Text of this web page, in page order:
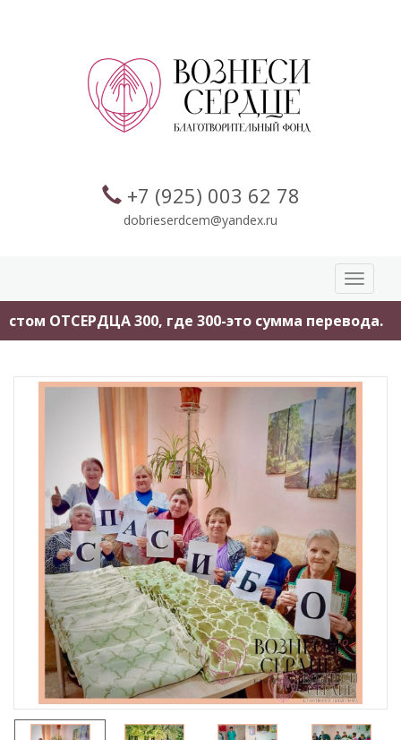
+7 (925) 003 62 78
dobrieserdcem@yandex.ru
Toggle
ОТСЕРДЦА 300, где 300-это сумма перевода.